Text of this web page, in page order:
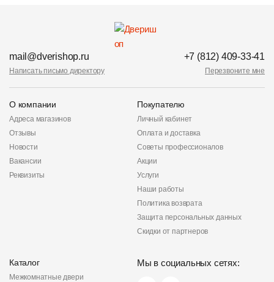
mail@dverishop.ru
Написать письмо директору
+7 (812) 409-33-41
Перезвоните мне
О компании
Адреса магазинов
Отзывы
Новости
Вакансии
Реквизиты
Покупателю
Личный кабинет
Оплата и доставка
Советы профессионалов
Акции
Услуги
Наши работы
Политика возврата
Защита персональных данных
Скидки от партнеров
Каталог
Межкомнатные двери
Мы в социальных сетях: